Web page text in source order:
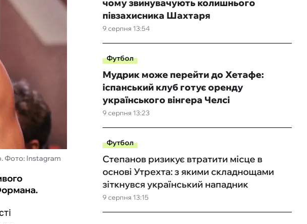
Фото: Instagram
9 серпня 13:54
чому звинувачують колишнього
півзахисника Шахтаря
Футбол
9 серпня 13:23
Мудрик може перейти до Хетафе:
іспанський клуб готує оренду
українського вінгера Челсі
Футбол
9 серпня 13:15
Степанов ризикує втратити місце в
основі Утрехта: з якими складнощами
зіткнувся український нападник